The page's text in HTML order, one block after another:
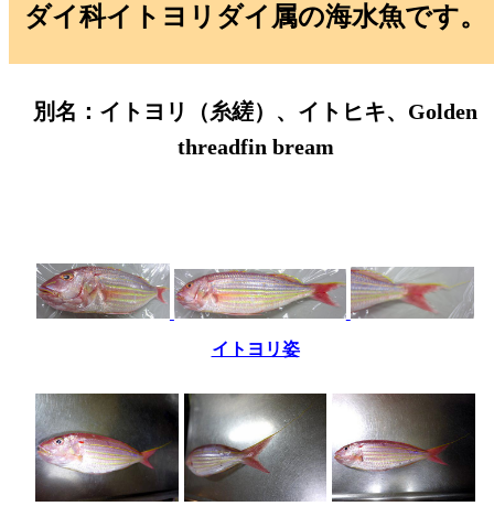
ダイ科イトヨリダイ属の海水魚です。
別名：イトヨリ（糸縒）、イトヒキ、Golden
threadfin bream
イトヨリ姿